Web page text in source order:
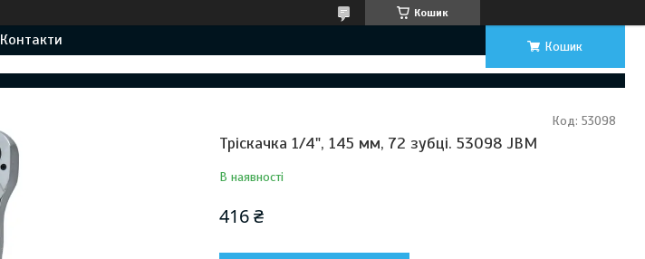
Кошик
Контакти Кошик
Тріскачка 1/4", 145 мм, 72 зубці. 53098 JBM
В наявності
Код: 53098
416 ₴